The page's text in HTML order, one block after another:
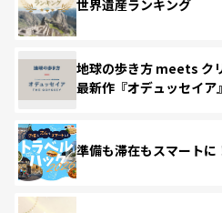
世界遺産ランキング
地球の歩き方 meets ク
最新作『オデュッセイア』
準備も滞在もスマート